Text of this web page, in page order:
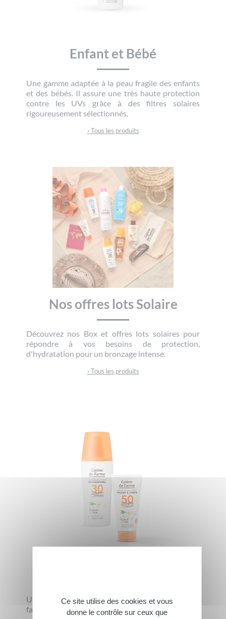
Enfant et Bébé
Une gamme adaptée à la peau fragile des enfants
et des bébés. Il assure une très haute protection
contre les UVs grâce à des filtres solaires
rigoureusement sélectionnés.
› Tous les produits
Nos offres lots Solaire
Découvrez nos Box et offres lots solaires pour
répondre à vos besoins de protection,
d'hydratation pour un bronzage intense.
› Tous les produits
Une ligne de protection UVA-UVB pour toute la
famille et à tout moment !
Ce site utilise des cookies et vous
donne le contrôle sur ceux que